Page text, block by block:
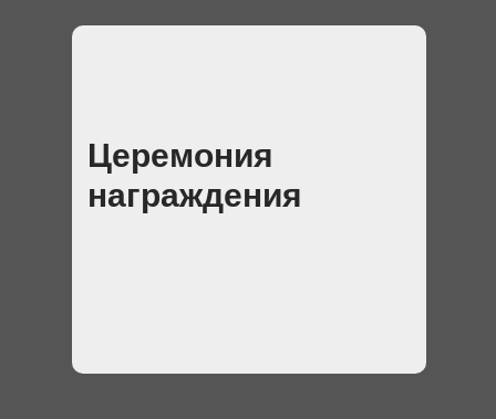
Церемония
награждения